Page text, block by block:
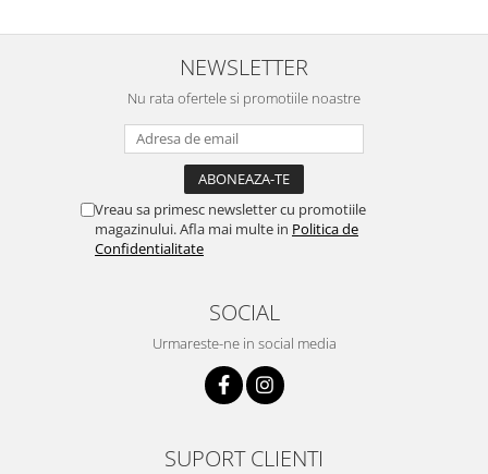
NEWSLETTER
Nu rata ofertele si promotiile noastre
Vreau sa primesc newsletter cu promotiile
magazinului. Afla mai multe in Politica de
Confidentialitate
SOCIAL
Urmareste-ne in social media
SUPORT CLIENTI